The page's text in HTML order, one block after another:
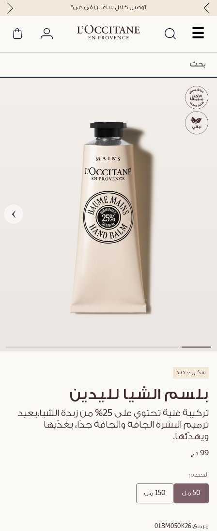
☰
*توصيل خلال ساعتين في دبي
شكل جديد
بلسم الشيا لليدين
تركيبة غنية تحتوي على 25% من زبدة الشيا،يعيد
ترميم البشرة الجافة والجافة جدًا، يغذّيها
ويهدّئها.
99 د.إ
الحجم
50 مل 150 مل
مرجع:01BM050K26